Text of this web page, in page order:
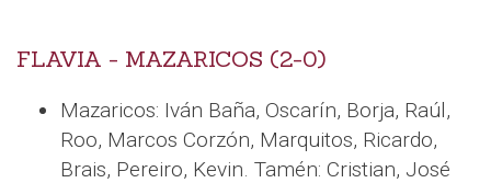
FLAVIA - MAZARICOS (2-0)
Mazaricos: Iván Baña, Oscarín, Borja, Raúl,
Roo, Marcos Corzón, Marquitos, Ricardo,
Brais, Pereiro, Kevin. Tamén: Cristian, José